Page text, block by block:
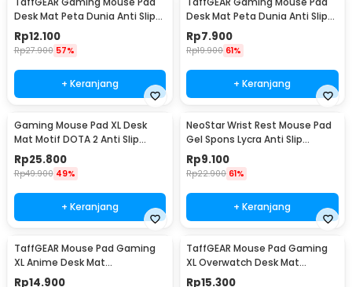
Desk Mat Peta Dunia Anti Slip
Waterproof 300x600x2mm -
MP002
Rp12.100
Rp27.900 57%
+ Keranjang
Desk Mat Peta Dunia Anti Slip
Waterproof 300x250x3mm -
MP002
Rp7.900
Rp19.900 61%
+ Keranjang
Gaming Mouse Pad XL Desk
Mat Motif DOTA 2 Anti Slip
400x900x2mm
Rp25.800
Rp49.900 49%
+ Keranjang
NeoStar Wrist Rest Mouse Pad
Gel Spons Lycra Anti Slip
210x230x4mm - MP24
Rp9.100
Rp22.900 61%
+ Keranjang
TaffGEAR Mouse Pad Gaming
XL Anime Desk Mat
800x300x2mm One Piece -
Rp14.900
TaffGEAR Mouse Pad Gaming
XL Overwatch Desk Mat
800x300x2mm Overwatch
Rp15.300